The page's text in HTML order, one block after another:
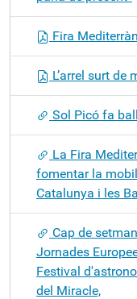
Fira
L’arrel surt de
Sol Picó fa
La Fira
fomentar la
Catalunya i les
Cap de
Jornades
Festival
del Miracle,